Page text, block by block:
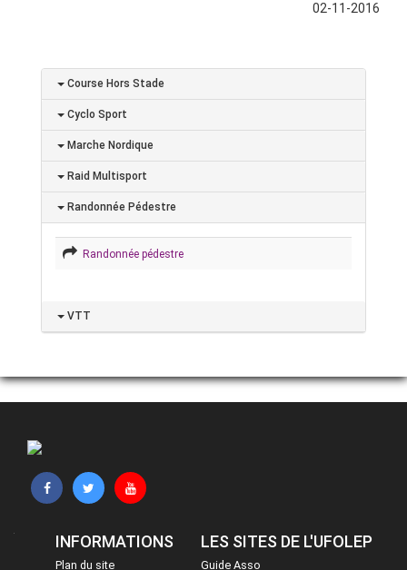
02-11-2016
Course Hors Stade
Cyclo Sport
Marche Nordique
Raid Multisport
Randonnée Pédestre
Randonnée pédestre
VTT
INFORMATIONS
Plan du site
LES SITES DE L'UFOLEP
Guide Asso